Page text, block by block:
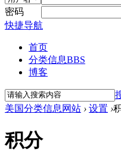
密码
快捷导航
首页
分类信息BBS
博客
美国分类信息网站 › 设置 ›
积分